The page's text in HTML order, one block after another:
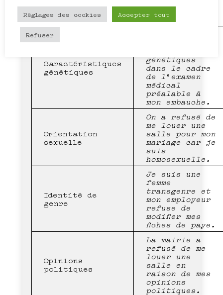
raison de mon
handicap.
Caractéristiques
génétiques
génétiques
dans le cadre
de l’examen
médical
préalable à
mon embauche.
Orientation
sexuelle
On a refusé de
me louer une
salle pour mon
mariage car je
suis
homosexuelle.
Identité de
genre
Je suis une
femme
transgenre et
mon employeur
refuse de
modifier mes
fiches de paye.
Opinions
politiques
La mairie a
refusé de me
louer une
salle en
raison de mes
opinions
politiques.
Réglages des cookies Accepter tout
Refuser